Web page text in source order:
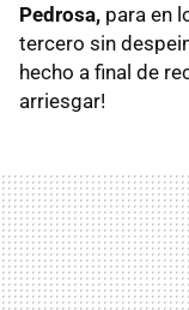
Pedrosa, para en
tercero sin
hecho a final de
arriesgar!